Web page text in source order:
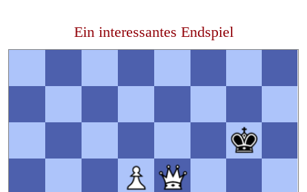
Ein interessantes Endspiel